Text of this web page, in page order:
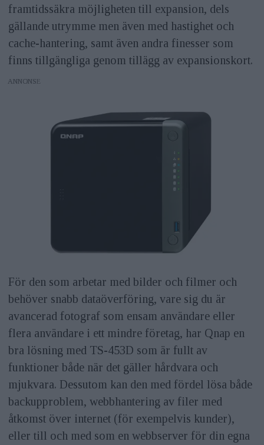
framtidssäkra möjligheten till expansion, dels
gällande utrymme men även med hastighet och
cache-hantering, samt även andra finesser som
finns tillgängliga genom tillägg av expansionskort.
ANNONS
För den som arbetar med bilder och filmer och
behöver snabb dataöverföring, vare sig du är
avancerad fotograf som ensam användare eller
flera användare i ett mindre företag, har Qnap en
bra lösning med TS-453D som är fullt av
funktioner både när det gäller hårdvara och
mjukvara. Dessutom kan den med fördel lösa både
backupproblem, webbhantering av filer med
åtkomst över internet (för exempelvis kunder),
eller till och med som en webbserver för din egna